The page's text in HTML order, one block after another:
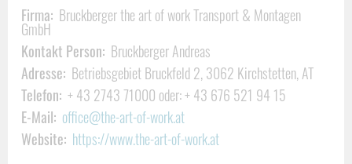
Verladen und Transportieren ermöglicht – oder einzeln mit
geschlossenem Anhänger. Dabei garantieren wir Ihnen einen
sicheren Transport zum Zielort.
VERSICHERUNG & ZOLLABWICKLUNG
Selbstverständlich ist jeder Transport bei uns mit einer
speziellen Versicherung für Fahrzeuge versichert. Darüber
Firma: Bruckberger the art of work Transport & Montagen
GmbH
Kontakt Person: Bruckberger Andreas
Adresse: Betriebsgebiet Bruckfeld 2, 3062 Kirchstetten, AT
Telefon: + 43 2743 71000 oder: + 43 676 521 94 15
E-Mail: office@the-art-of-work.at
Website: https://www.the-art-of-work.at